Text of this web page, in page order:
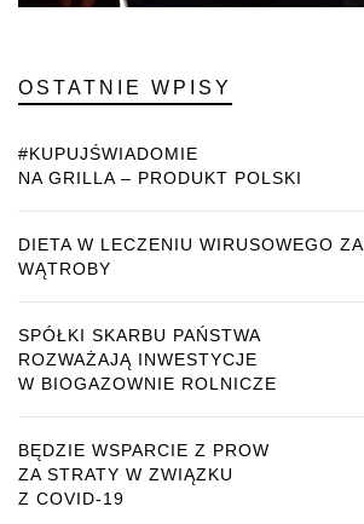
OSTATNIE WPISY
#KUPUJŚWIADOMIE
NA GRILLA – PRODUKT POLSKI
DIETA W LECZENIU WIRUSOWEGO
WĄTROBY
SPÓŁKI SKARBU PAŃSTWA
ROZWAŻAJĄ INWESTYCJE
W BIOGAZOWNIE ROLNICZE
BĘDZIE WSPARCIE Z PROW
ZA STRATY W ZWIĄZKU
Z COVID-19